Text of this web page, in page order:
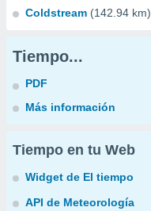
Coldstream (142.94 km)
Tiempo...
PDF
Más información
Tiempo en tu Web
Widget de El tiempo
API de Meteorología